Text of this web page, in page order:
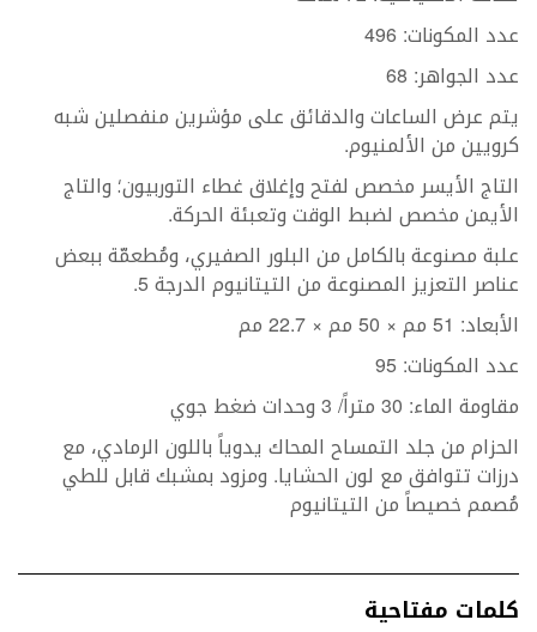
عدد المكونات: 496
عدد الجواهر: 68
يتم عرض الساعات والدقائق على مؤشرين منفصلين شبه
كرويين من الألمنيوم.
التاج الأيسر مخصص لفتح وإغلاق غطاء التوربيون؛ والتاج
الأيمن مخصص لضبط الوقت وتعبئة الحركة.
علبة مصنوعة بالكامل من البلور الصفيري، ومُطعمّة ببعض
عناصر التعزيز المصنوعة من التيتانيوم الدرجة 5.
الأبعاد: 51 مم × 50 مم × 22.7 مم
عدد المكونات: 95
مقاومة الماء: 30 متراً/ 3 وحدات ضغط جوي
الحزام من جلد التمساح المحاك يدوياً باللون الرمادي، مع
درزات تتوافق مع لون الحشايا. ومزود بمشبك قابل للطي
مُصمم خصيصاً من التيتانيوم
كلمات مفتاحية